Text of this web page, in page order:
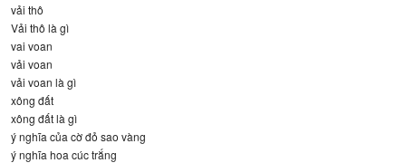
vải thô
Vải thô là gì
vai voan
vải voan
vải voan là gì
xông đất
xông đất là gì
ý nghĩa của cờ đỏ sao vàng
ý nghĩa hoa cúc trắng